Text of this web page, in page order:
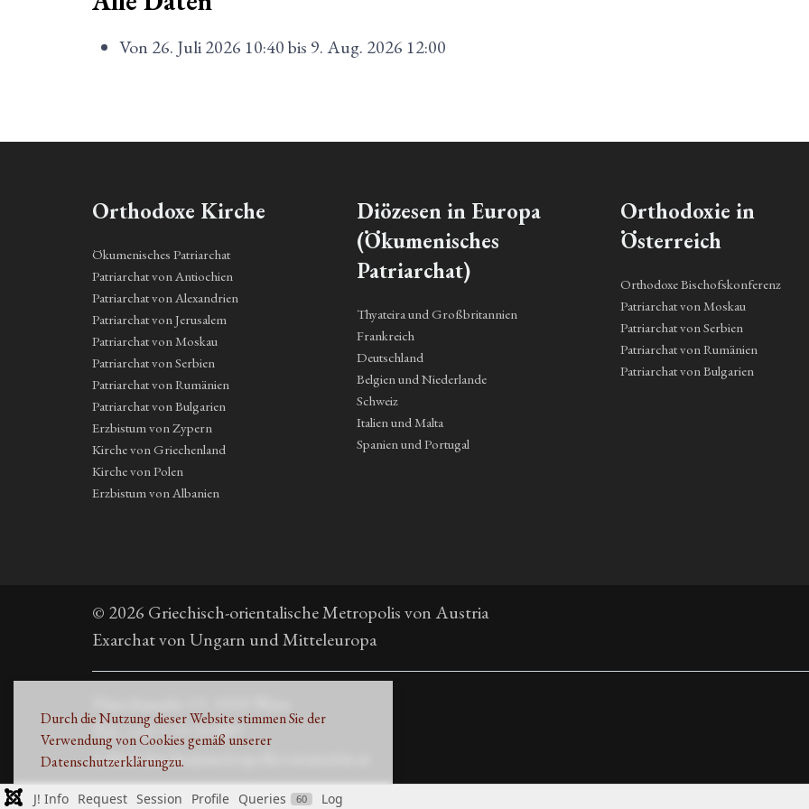
Durch die Nutzung dieser Website stimmen Sie der
Verwendung von Cookies gemäß unserer
Datenschutzerklärungzu.
Von 26. Juli 2026 10:40bis 9. Aug. 2026 12:00
Orthodoxe Kirche
Ökumenisches Patriarchat
Patriarchat von Antiochien
Patriarchat von Alexandrien
Patriarchat von Jerusalem
Patriarchat von Moskau
Patriarchat von Serbien
Patriarchat von Rumänien
Patriarchat von Bulgarien
Erzbistum von Zypern
Kirche von Griechenland
Kirche von Polen
Erzbistum von Albanien
Diözesen in Europa
(Ökumenisches
Patriarchat)
Thyateira und Großbritannien
Frankreich
Deutschland
Belgien und Niederlande
Schweiz
Italien und Malta
Spanien und Portugal
Orthodoxie in
Österreich
Orthodoxe Bischofskonferenz
Patriarchat von Moskau
Patriarchat von Serbien
Patriarchat von Rumänien
Patriarchat von Bulgarien
© 2026 Griechisch-orientalische Metropolis von Austria
Exarchat von Ungarn und Mitteleuropa
Τηλ. +43 1 53 33 889
E-Mail: kirche@metropolisvonaustria.at
J! Info Request Session Profile Queries 60 Log